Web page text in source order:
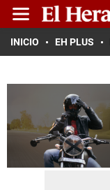
INICIO EH PLUS